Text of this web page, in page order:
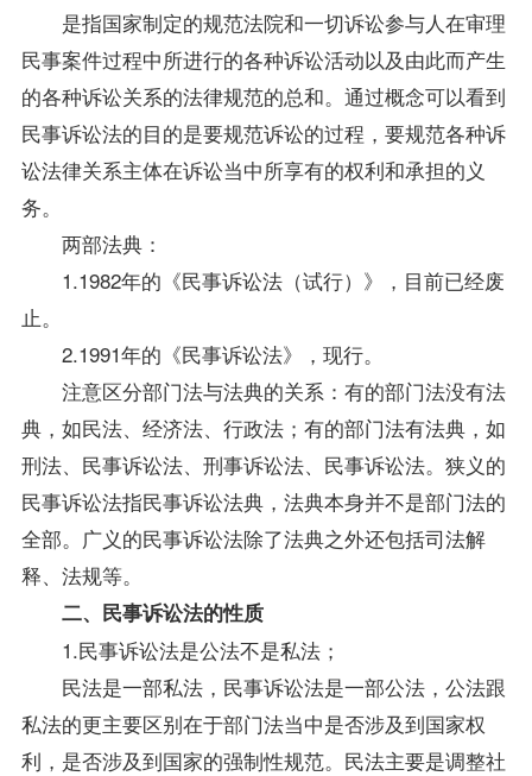
是指国家制定的规范法院和一切诉讼参与人在审理
民事案件过程中所进行的各种诉讼活动以及由此而产生
的各种诉讼关系的法律规范的总和。通过概念可以看到
民事诉讼法的目的是要规范诉讼的过程，要规范各种诉
讼法律关系主体在诉讼当中所享有的权利和承担的义
务。
两部法典：
1.1982年的《民事诉讼法（试行）》，目前已经废
止。
2.1991年的《民事诉讼法》，现行。
注意区分部门法与法典的关系：有的部门法没有法
典，如民法、经济法、行政法；有的部门法有法典，如
刑法、民事诉讼法、刑事诉讼法、民事诉讼法。狭义的
民事诉讼法指民事诉讼法典，法典本身并不是部门法的
全部。广义的民事诉讼法除了法典之外还包括司法解
释、法规等。
二、民事诉讼法的性质
1.民事诉讼法是公法不是私法；
民法是一部私法，民事诉讼法是一部公法，公法跟
私法的更主要区别在于部门法当中是否涉及到国家权
利，是否涉及到国家的强制性规范。民法主要是调整社